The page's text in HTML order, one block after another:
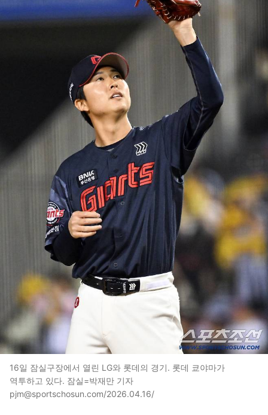
16일 잠실구장에서 열린 LG와 롯데의 경기. 롯데 쿄야마가
역투하고 있다. 잠실=박재만 기자
pjm@sportschosun.com/2026.04.16/